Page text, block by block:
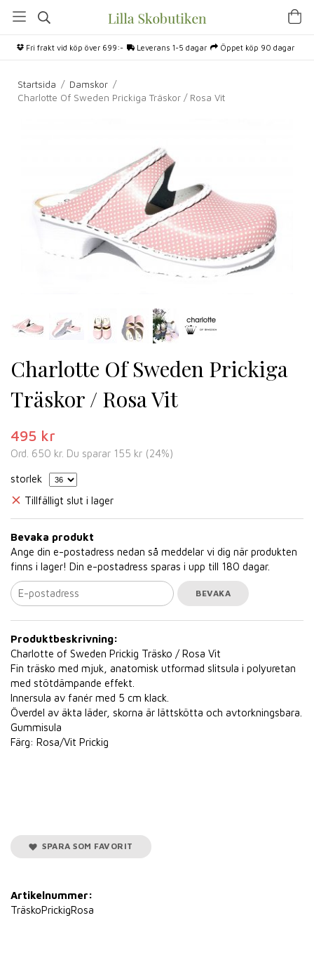
Fri frakt vid köp över 699:- Leverans 1-5 dagar Öppet köp 90 dagar
Startsida / Damskor /
Charlotte Of Sweden Prickiga Träskor / Rosa Vit
Charlotte Of Sweden Prickiga
Träskor / Rosa Vit
495 kr
Ord. 650 kr. Du sparar 155 kr (24%)
storlek
Tillfälligt slut i lager
Bevaka produkt
Ange din e-postadress nedan så meddelar vi dig när produkten
finns i lager! Din e-postadress sparas i upp till 180 dagar.
BEVAKA
Produktbeskrivning:
Charlotte of Sweden Prickig Träsko / Rosa Vit
Fin träsko med mjuk, anatomisk utformad slitsula i polyuretan
med stötdämpande effekt.
Innersula av fanér med 5 cm klack.
Överdel av äkta läder, skorna är lättskötta och avtorkningsbara.
Gummisula
Färg: Rosa/Vit Prickig
SPARA SOM FAVORIT
Artikelnummer:
TräskoPrickigRosa